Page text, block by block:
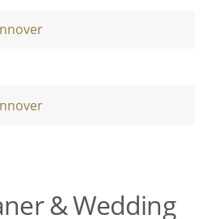
& Wedding